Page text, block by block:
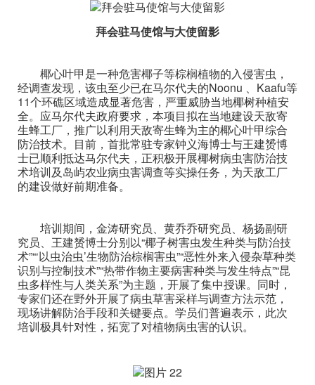
拜会驻马使馆与大使留影
椰心叶甲是一种危害椰子等棕榈植物的入侵害虫，
经调查发现，该虫至少已在马尔代夫的Noonu 、Kaafu等
11个环礁区域造成显著危害，严重威胁当地椰树种植安
全。应马尔代夫政府要求，本项目拟在当地建设天敌寄
生蜂工厂，推广以利用天敌寄生蜂为主的椰心叶甲综合
防治技术。目前，首批常驻专家钟义海博士与王建赟博
士已顺利抵达马尔代夫，正积极开展椰树病虫害防治技
术培训及岛屿农业病虫害调查等实操任务，为天敌工厂
的建设做好前期准备。
培训期间，金涛研究员、黄乔乔研究员、杨扬副研
究员、王建赟博士分别以“椰子树害虫发生种类与防治技
术”“‘以虫治虫’生物防治棕榈害虫”“恶性外来入侵杂草种类
识别与控制技术”“热带作物主要病害种类与发生特点”“昆
虫多样性与人类关系”为主题，开展了集中授课。同时，
专家们还在野外开展了病虫草害采样与调查方法示范，
现场讲解防治手段和关键要点。学员们普遍表示，此次
培训极具针对性，拓宽了对植物病虫害的认识。